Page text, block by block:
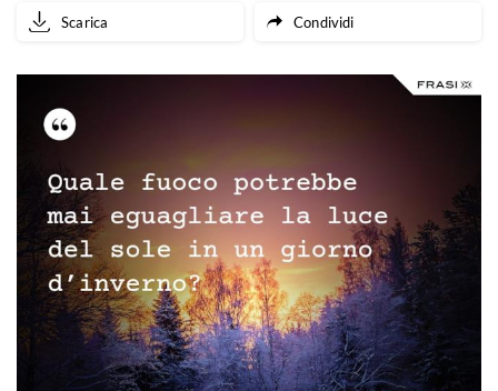
Scarica Condividi